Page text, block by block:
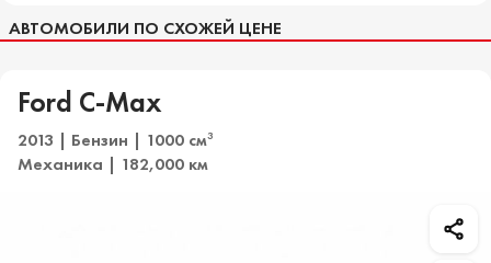
АВТОМОБИЛИ ПО СХОЖЕЙ ЦЕНЕ
Ford C-Max
2013 | Бензин | 1000 см3
Механика | 182,000 км